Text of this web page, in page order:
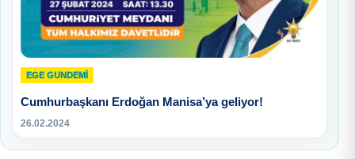
EGE GUNDEMİ
Cumhurbaşkanı Erdoğan Manisa’ya geliyor!
26.02.2024